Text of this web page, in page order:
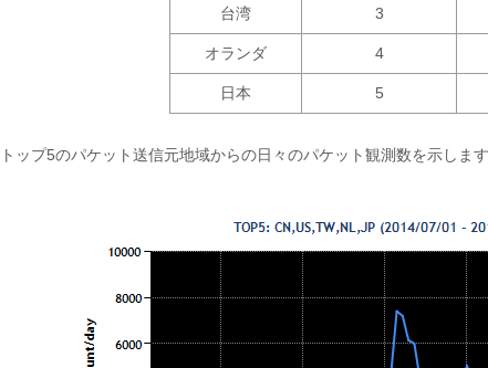
台湾 3
オランダ 4
日本 5
ップ5のパケット送信元地域からの日々のパケット観測数を示します